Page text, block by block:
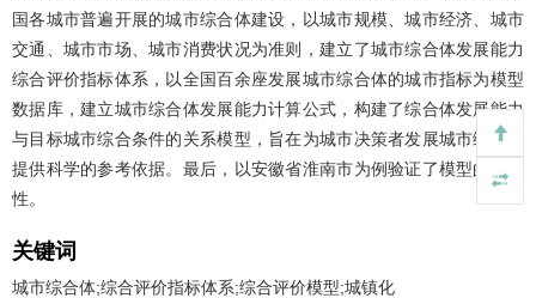
国各城市普遍开展的城市综合体建设，以城市规模、城市经济、城市
交通、城市市场、城市消费状况为准则，建立了城市综合体发展能力
综合评价指标体系，以全国百余座发展城市综合体的城市指标为模型
数据库，建立城市综合体发展能力计算公式，构建了综合体发展能力
与目标城市综合条件的关系模型，旨在为城市决策者发展城市综合体
提供科学的参考依据。最后，以安徽省淮南市为例验证了模型的可行
性。
关键词
城市综合体;综合评价指标体系;综合评价模型;城镇化